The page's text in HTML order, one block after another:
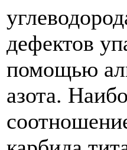
дефектов
помощью
азота.